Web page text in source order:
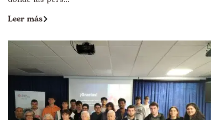
Leer más